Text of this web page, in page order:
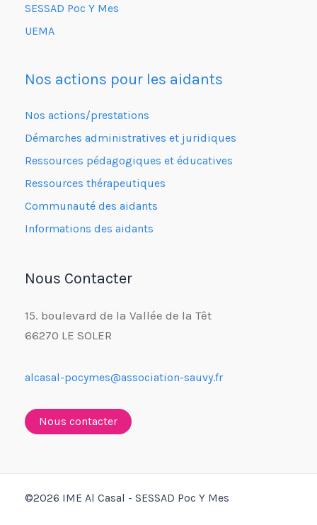
SESSAD Poc Y Mes
UEMA
Nos actions pour les aidants
Nos actions/prestations
Démarches administratives et juridiques
Ressources pédagogiques et éducatives
Ressources thérapeutiques
Communauté des aidants
Informations des aidants
Nous Contacter
15. boulevard de la Vallée de la Têt
66270 LE SOLER
alcasal-pocymes@association-sauvy.fr
Nous contacter
©2026 IME Al Casal - SESSAD Poc Y Mes